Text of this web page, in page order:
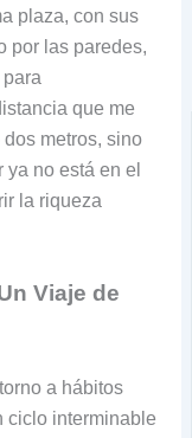
plaza, con sus
por las paredes,
que me
metros, sino
no está en el
la riqueza
Viaje de
a hábitos
ciclo interminable